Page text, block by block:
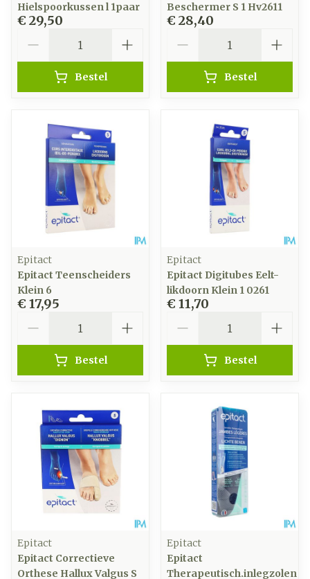
Hielspoorkussen l 1paar
€ 29,50
Bestel
Beschermer S 1 Hv2611
€ 28,40
Bestel
Epitact
Epitact Teenscheiders
Klein 6
€ 17,95
Bestel
Epitact
Epitact Digitubes Eelt-
likdoorn Klein 1 0261
€ 11,70
Bestel
Epitact
Epitact Correctieve
Orthese Hallux Valgus S
Epitact
Epitact
Therapeutisch.inlegzolen